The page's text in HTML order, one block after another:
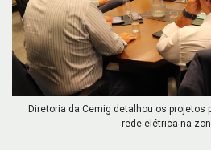
Diretoria da Cemig detalhou os projetos
rede elétrica na